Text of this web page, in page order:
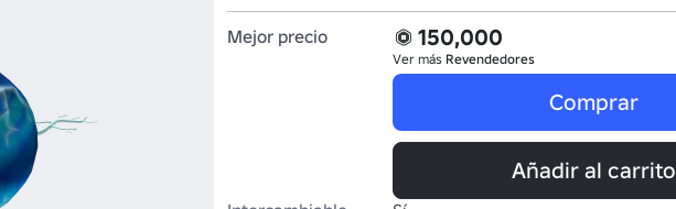
Mejor precio 150,000
Ver más Revendedores
Comprar
Añadir al carrito